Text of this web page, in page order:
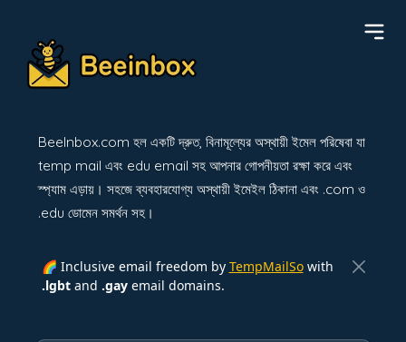
BeeInbox.com হল একটি দ্রুত, বিনামূল্যের অস্থায়ী ইমেল পরিষেবা যা
temp mail এবং edu email সহ আপনার গোপনীয়তা রক্ষা করে এবং
স্প্যাম এড়ায়। সহজে ব্যবহারযোগ্য অস্থায়ী ইমেইল ঠিকানা এবং .com ও
.edu ডোমেন সমর্থন সহ।
🌈 Inclusive email freedom by TempMailSowith
.lgbtand .gayemail domains.